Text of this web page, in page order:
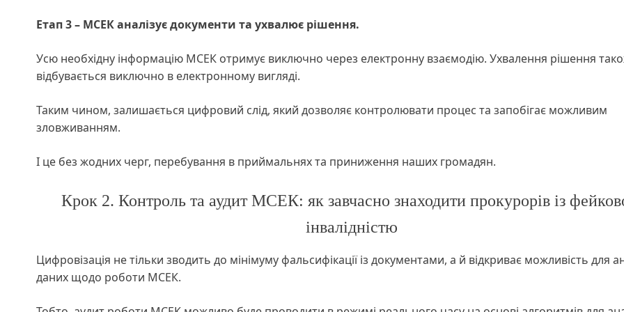
Етап 3 – МСЕК аналізує документи та ухвалює рішення.
Усю необхідну інформацію МСЕК отримує виключно через електронну взаємодію. Ухвалення рішення
відбувається виключно в електронному вигляді.
Таким чином, залишається цифровий слід, який дозволяє контролювати процес та запобігає можливим
зловживанням.
І це без жодних черг, перебування в приймальнях та приниження наших громадян.
Крок 2. Контроль та аудит МСЕК: як завчасно знаходити прокурорів із
інвалідністю
Цифровізація не тільки зводить до мінімуму фальсифікації із документами, а й відкриває можливість для
даних щодо роботи МСЕК.